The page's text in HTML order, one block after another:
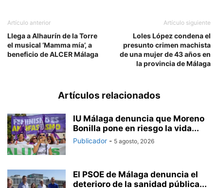
Artículo anterior
Llega a Alhaurín de la Torre
el musical ‘Mamma mía’, a
beneficio de ALCER Málaga
Artículo siguiente
Loles López condena el
presunto crimen machista
de una mujer de 43 años en
la provincia de Málaga
Artículos relacionados
IU Málaga denuncia que Moreno
Bonilla pone en riesgo la vida...
Publicador - 5 agosto, 2026
El PSOE de Málaga denuncia el
deterioro de la sanidad pública...